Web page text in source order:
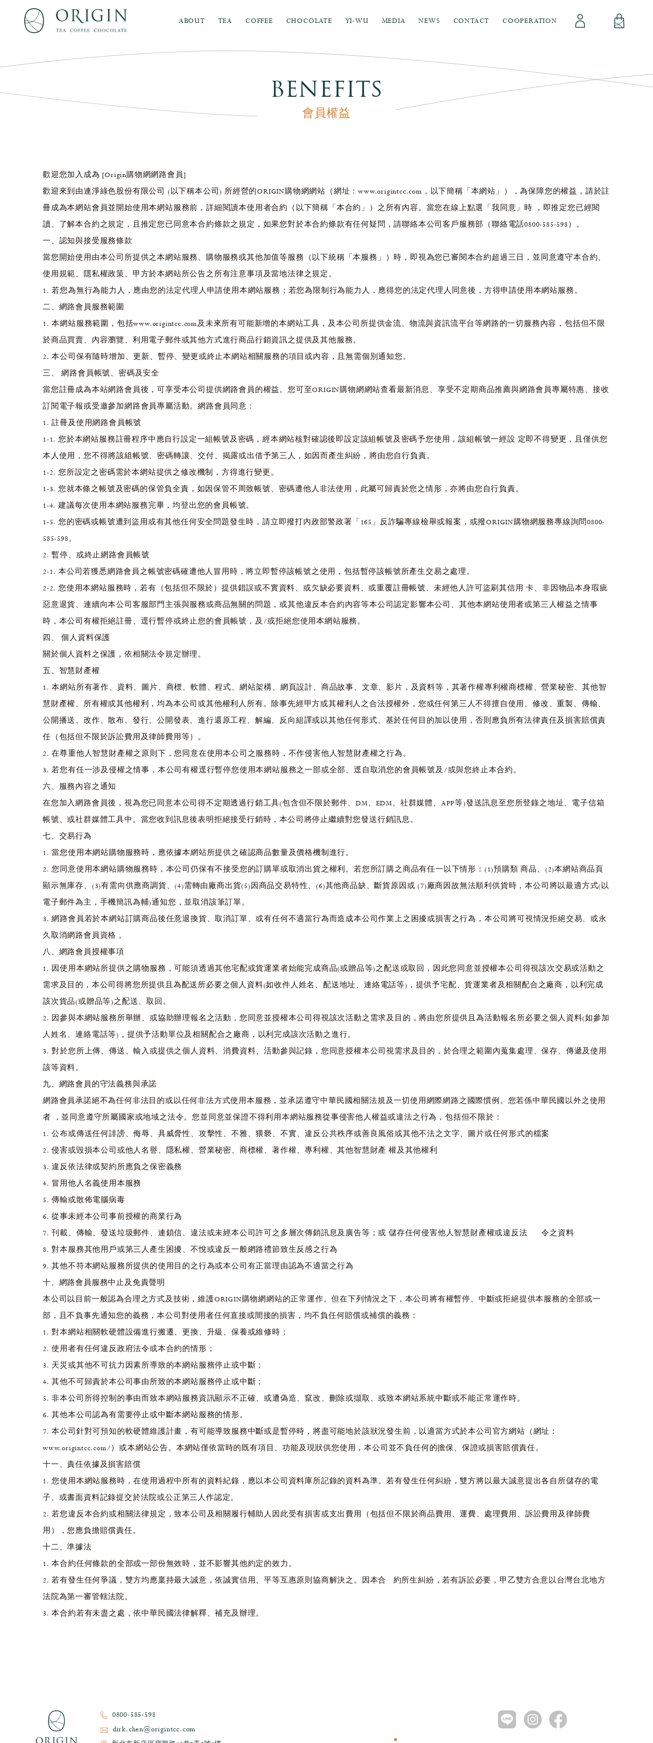
ABOUT TEA COFFEE CHOCOLATE YI-WU MEDIA NEWS CONTACT COOPERATION
BENEFITS
會員權益
歡迎您加入成為 [Origin購物網網路會員]
歡迎來到由連淨綠色股份有限公司 (以下稱本公司) 所經營的ORIGIN購物網網站（網址：www.origintcc.com，以下簡稱「本網站」），為保障您的權益，請於註
冊成為本網站會員並開始使用本網站服務前，詳細閱讀本使用者合約（以下簡稱「本合約」）之所有內容。當您在線上點選「我同意」時 ，即推定您已經閱
讀、了解本合約之規定，且推定您已同意本合約條款之規定，如果您對於本合約條款有任何疑問，請聯絡本公司客戶服務部（聯絡電話0800-585-598）。
一、認知與接受服務條款
當您開始使用由本公司所提供之本網站服務、購物服務或其他加值等服務（以下統稱「本服務」）時，即視為您已審閱本合約超過三日，並同意遵守本合約、
使用規範、隱私權政策、甲方於本網站所公告之所有注意事項及當地法律之規定。
1. 若您為無行為能力人，應由您的法定代理人申請使用本網站服務；若您為限制行為能力人，應得您的法定代理人同意後，方得申請使用本網站服務。
二、網路會員服務範圍
1. 本網站服務範圍，包括www.origintcc.com及未來所有可能新增的本網站工具，及本公司所提供金流、物流與資訊流平台等網路的一切服務內容，包括但不限
於商品買賣、內容瀏覽、利用電子郵件或其他方式進行商品行銷資訊之提供及其他服務。
2. 本公司保有隨時增加、更新、暫停、變更或終止本網站相關服務的項目或內容，且無需個別通知您。
三、 網路會員帳號、密碼及安全
當您註冊成為本站網路會員後，可享受本公司提供網路會員的權益。您可至ORIGIN購物網網站查看最新消息、享受不定期商品推薦與網路會員專屬特惠、接收
訂閱電子報或受邀參加網路會員專屬活動。網路會員同意：
1. 註冊及使用網路會員帳號
1-1. 您於本網站服務註冊程序中應自行設定一組帳號及密碼，經本網站核對確認後即設定該組帳號及密碼予您使用，該組帳號一經設 定即不得變更，且僅供您
本人使用，您不得將該組帳號、密碼轉讓、交付、揭露或出借予第三人，如因而產生糾紛，將由您自行負責。
1-2. 您所設定之密碼需於本網站提供之修改機制，方得進行變更。
1-3. 您就本條之帳號及密碼的保管負全責，如因保管不周致帳號、密碼遭他人非法使用，此屬可歸責於您之情形，亦將由您自行負責。
1-4. 建議每次使用本網站服務完畢，均登出您的會員帳號。
1-5. 您的密碼或帳號遭到盜用或有其他任何安全問題發生時，請立即撥打內政部警政署「165」反詐騙專線檢舉或報案，或撥ORIGIN購物網服務專線詢問0800-
585-598。
2. 暫停、或終止網路會員帳號
2-1. 本公司若獲悉網路會員之帳號密碼確遭他人冒用時，將立即暫停該帳號之使用，包括暫停該帳號所產生交易之處理。
2-2. 您使用本網站服務時，若有（包括但不限於）提供錯誤或不實資料、或欠缺必要資料、或重覆註冊帳號、未經他人許可盜刷其信用 卡、非因物品本身瑕疵
惡意退貨、連續向本公司客服部門主張與服務或商品無關的問題，或其他違反本合約內容等本公司認定影響本公司、其他本網站使用者或第三人權益之情事
時，本公司有權拒絕註冊、逕行暫停或終止您的會員帳號，及/或拒絕您使用本網站服務。
四、 個人資料保護
關於個人資料之保護，依相關法令規定辦理。
五、智慧財產權
1. 本網站所有著作、資料、圖片、商標、軟體、程式、網站架構、網頁設計、商品故事、文章、影片，及資料等，其著作權專利權商標權、營業秘密、其他智
慧財產權、所有權或其他權利，均為本公司或其他權利人所有。除事先經甲方或其權利人之合法授權外，您或任何第三人不得擅自使用、修改、重製、傳輸、
公開播送、改作、散布、發行、公開發表、進行還原工程、解編、反向組譯或以其他任何形式、基於任何目的加以使用，否則應負所有法律責任及損害賠償責
任（包括但不限於訴訟費用及律師費用等）。
2. 在尊重他人智慧財產權之原則下，您同意在使用本公司之服務時，不作侵害他人智慧財產權之行為。
3. 若您有任一涉及侵權之情事，本公司有權逕行暫停您使用本網站服務之一部或全部、逕自取消您的會員帳號及/或與您終止本合約。
六、服務內容之通知
在您加入網路會員後，視為您已同意本公司得不定期透過行銷工具(包含但不限於郵件、DM、EDM、社群媒體、APP等)發送訊息至您所登錄之地址、電子信箱
帳號、或社群媒體工具中。當您收到訊息後表明拒絕接受行銷時，本公司將停止繼續對您發送行銷訊息。
七、交易行為
1. 當您使用本網站購物服務時，應依據本網站所提供之確認商品數量及價格機制進行。
2. 您同意使用本網站購物服務時，本公司仍保有不接受您的訂購單或取消出貨之權利。若您所訂購之商品有任一以下情形：(1)預購類 商品、(2)本網站商品頁
顯示無庫存、(3)有需向供應商調貨、(4)需轉由廠商出貨(5)因商品交易特性、(6)其他商品缺、斷貨原因或 (7)廠商因故無法順利供貨時，本公司將以最適方式(以
電子郵件為主，手機簡訊為輔)通知您，並取消該筆訂單。
3. 網路會員若於本網站訂購商品後任意退換貨、取消訂單、或有任何不適當行為而造成本公司作業上之困擾或損害之行為，本公司將可視情況拒絕交易、或永
久取消網路會員資格 。
八、網路會員授權事項
1. 因使用本網站所提供之購物服務，可能須透過其他宅配或貨運業者始能完成商品(或贈品等)之配送或取回，因此您同意並授權本公司得視該次交易或活動之
需求及目的，本公司得將您所提供且為配送所必要之個人資料(如收件人姓名、配送地址、連絡電話等)，提供予宅配、貨運業者及相關配合之廠商，以利完成
該次貨品(或贈品等)之配送、取回。
2. 因參與本網站服務所舉辦、或協助辦理報名之活動，您同意並授權本公司得視該次活動之需求及目的，將由您所提供且為活動報名所必要之個人資料(如參加
人姓名、連絡電話等)，提供予活動單位及相關配合之廠商，以利完成該次活動之進行。
3. 對於您所上傳、傳送、輸入或提供之個人資料、消費資料、活動參與記錄，您同意授權本公司視需求及目的，於合理之範圍內蒐集處理、保存、傳遞及使用
該等資料。
九、網路會員的守法義務與承諾
網路會員承諾絕不為任何非法目的或以任何非法方式使用本服務，並承諾遵守中華民國相關法規及一切使用網際網路之國際慣例。您若係中華民國以外之使用
者 ，並同意遵守所屬國家或地域之法令。您並同意並保證不得利用本網站服務從事侵害他人權益或違法之行為，包括但不限於：
1. 公布或傳送任何誹謗、侮辱、具威脅性、攻擊性、不雅、猥褻、不實、違反公共秩序或善良風俗或其他不法之文字、圖片或任何形式的檔案
2. 侵害或毀損本公司或他人名譽、隱私權、營業秘密、商標權、著作權、專利權、其他智慧財產 權及其他權利
3. 違反依法律或契約所應負之保密義務
4. 冒用他人名義使用本服務
5. 傳輸或散佈電腦病毒
6. 從事未經本公司事前授權的商業行為
7. 刊載、傳輸、發送垃圾郵件、連鎖信、違法或未經本公司許可之多層次傳銷訊息及廣告等；或 儲存任何侵害他人智慧財產權或違反法 令之資料
8. 對本服務其他用戶或第三人產生困擾、不悅或違反一般網路禮節致生反感之行為
9. 其他不符本網站服務所提供的使用目的之行為或本公司有正當理由認為不適當之行為
十、網路會員服務中止及免責聲明
本公司以目前一般認為合理之方式及技術，維護ORIGIN購物網網站的正常運作。但在下列情況之下，本公司將有權暫停、中斷或拒絕提供本服務的全部或一
部，且不負事先通知您的義務，本公司對使用者任何直接或間接的損害，均不負任何賠償或補償的義務：
1. 對本網站相關軟硬體設備進行搬遷、更換、升級、保養或維修時；
2. 使用者有任何違反政府法令或本合約的情形；
3. 天災或其他不可抗力因素所導致的本網站服務停止或中斷；
4. 其他不可歸責於本公司事由所致的本網站服務停止或中斷；
5. 非本公司所得控制的事由而致本網站服務資訊顯示不正確、或遭偽造、竄改、刪除或擷取、或致本網站系統中斷或不能正常運作時。
6. 其他本公司認為有需要停止或中斷本網站服務的情形。
7. 本公司針對可預知的軟硬體維護計畫，有可能導致服務中斷或是暫停時，將盡可能地於該狀況發生前，以適當方式於本公司官方網站（網址：
www.origintcc.com/）或本網站公告。本網站僅依當時的既有項目、功能及現狀供您使用，本公司並不負任何的擔保、保證或損害賠償責任。
十一、責任依據及損害賠償
1. 您使用本網站服務時，在使用過程中所有的資料紀錄，應以本公司資料庫所記錄的資料為準。若有發生任何糾紛，雙方將以最大誠意提出各自所儲存的電
子、或書面資料記錄提交於法院或公正第三人作認定。
2. 若您違反本合約或相關法律規定，致本公司及相關履行輔助人因此受有損害或支出費用（包括但不限於商品費用、運費、處理費用、訴訟費用及律師費
用），您應負擔賠償責任。
十二、準據法
1. 本合約任何條款的全部或一部份無效時，並不影響其他約定的效力。
2. 若有發生任何爭議，雙方均應稟持最大誠意，依誠實信用、平等互惠原則協商解決之。因本合 約所生糾紛，若有訴訟必要，甲乙雙方合意以台灣台北地方
法院為第一審管轄法院。
3. 本合約若有未盡之處，依中華民國法律解釋、補充及辦理。
0800-585-598
dirk.chen@origintcc.com